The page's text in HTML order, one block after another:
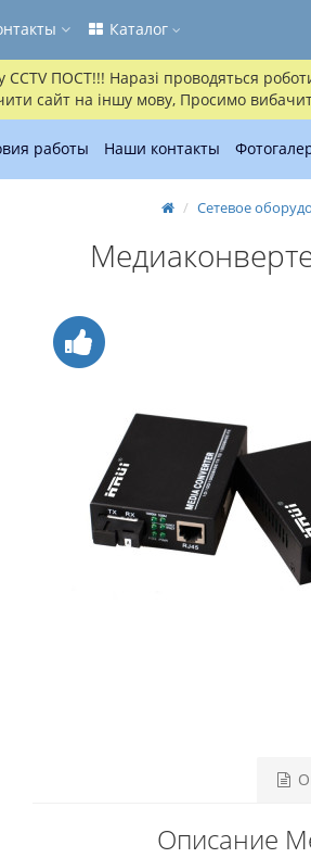
ПОСТ!!! Наразі проводяться
сайт на іншу мову, Просимо
Каталог
работы Наши контакты
Сетевое
Описание